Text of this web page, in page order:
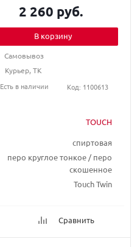
TOUCH
спиртовая
перо круглое тонкое / перо
скошенное
Touch Twin
Сравнить
2 260 руб.
В корзину
Самовывоз
Курьер, ТК
Есть в наличии
Код: 1100613